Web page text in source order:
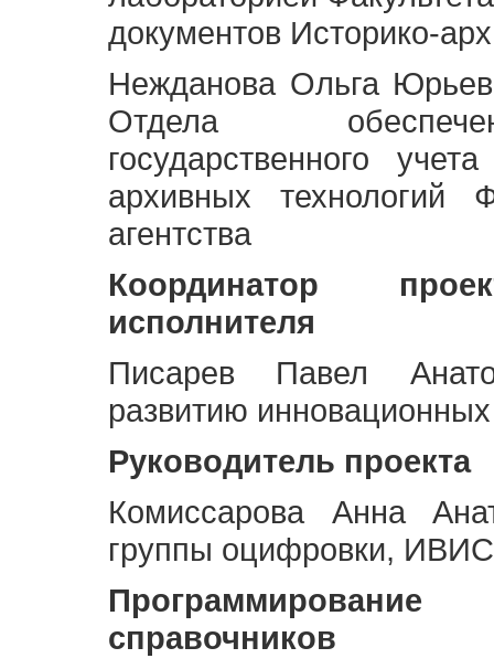
документов Историко-
Нежданова Ольга
Отдела
государственного
архивных технологий
агентства
Координатор
исполнителя
Писарев Павел
развитию
Руководитель проекта
Комиссарова Анна
группы оцифровки, ИВИС
Программирование
справочников